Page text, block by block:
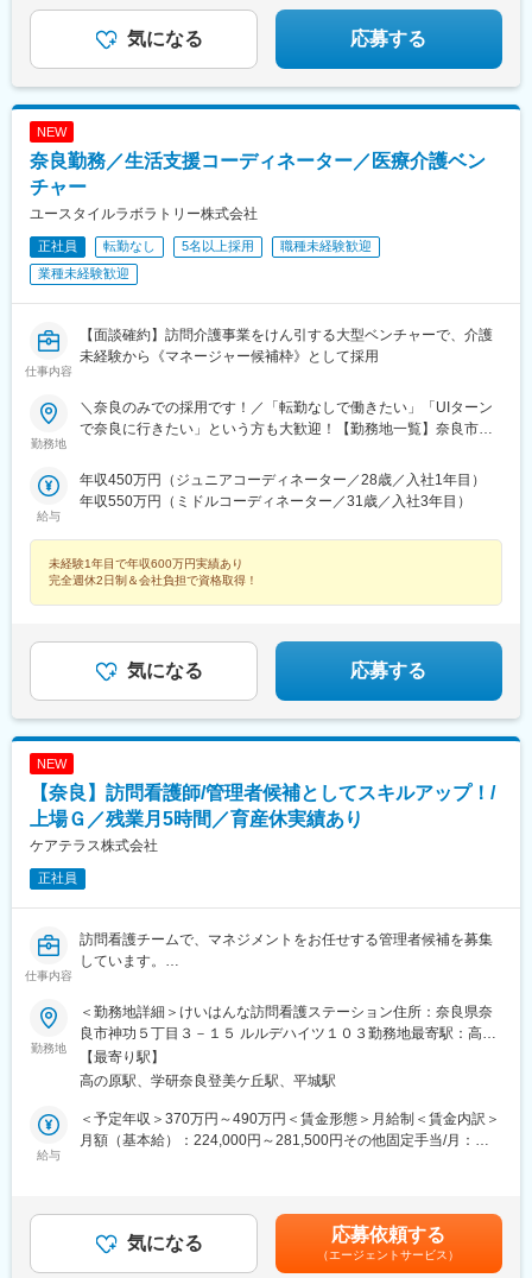
気になる 応募する
NEW
奈良勤務／生活支援コーディネーター／医療介護ベン
チャー
ユースタイルラボラトリー株式会社
正社員 転勤なし 5名以上採用
職種未経験歓迎
業種未経験歓迎
仕事内容
【面談確約】訪問介護事業をけん引する大型ベンチャーで、介護
未経験から《マネージャー候補枠》として採用
勤務地
＼奈良のみでの採用です！／「転勤なしで働きたい」「UIターン
で奈良に行きたい」という方も大歓迎！【勤務地一覧】奈良市、
駒市、香芝市、平群町、三郷町、斑鳩町、安堵町、川西町、三宅
町、田原本町、上牧町、王寺町、広陵町、河合町、葛城市※希望勤
務地を踏まえて配属決定します※受動喫煙対策あり＝＝＝☆将来的
住支援あり（規定有）・UIターン転勤希望者への年間の支援あり
（規定有）☆マイカー通勤手当あり（1回200円）
給与
年収450万円（ジュニアコーディネーター／28歳／入社1年目）
年収550万円（ミドルコーディネーター／31歳／入社3年目）
未経験1年目で年収600万円実績あり
完全週休2日制＆会社負担で資格取得！
気になる 応募する
NEW
【奈良】訪問看護師/管理者候補としてスキルアップ！/
上場Ｇ／残業月5時間／育産休実績あり
ケアテラス株式会社
正社員
仕事内容
訪問看護チームで、マネジメントをお任せする管理者候補を募集
しています。
各居室への訪問看護がメイン業務で、施設看護に近い働き方が可
能です。
※施設内には介護スタッフも常駐しており、随時連携できます。
※奈良市内３ヵ所と東生駒の老人ホームの各居室への訪問看護と、
慣れてくれば一部地域の皆様のご自宅への訪問看護も含みま
す。
経管栄養、ストマーケア、導尿、喀痰吸引、床ずれ処置、
一般状態の観察、（看護師で可能な）リハビリ、ターミナルケア
など
勤務地
＜勤務地詳細＞けいはんな訪問看護ステーション住所：奈良県奈
良市神功５丁目３－１５ ルルデハイツ１０３勤務地最寄駅：高の
原駅受動喫煙対策：屋内喫煙可能場所あり変更の範囲：会社の定
める事業所
【最寄り駅】
高の原駅、学研奈良登美ケ丘駅、平城駅
給与
＜予定年収＞370万円～490万円＜賃金形態＞月給制＜賃金内訳＞
月額（基本給）：224,000円～281,500円その他固定手当/月：
末賞与が支給される可能性があります（昨年・今年度実績あり）※
理論年収であり、経験や実績によって変動することがあります。
賃金はあくまでも目安の金額であり、選考を通じて上下する可能
気になる 応募依頼する
（エージェントサービス）